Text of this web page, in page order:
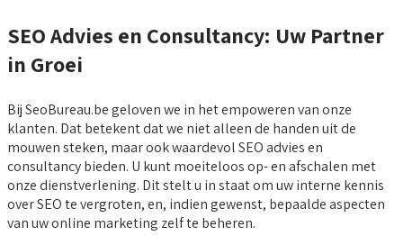
SEO Advies en Consultancy: Uw Partner
in Groei
Bij SeoBureau.be geloven we in het empoweren van onze
klanten. Dat betekent dat we niet alleen de handen uit de
mouwen steken, maar ook waardevol SEO advies en
consultancy bieden. U kunt moeiteloos op- en afschalen met
onze dienstverlening. Dit stelt u in staat om uw interne kennis
over SEO te vergroten, en, indien gewenst, bepaalde aspecten
van uw online marketing zelf te beheren.